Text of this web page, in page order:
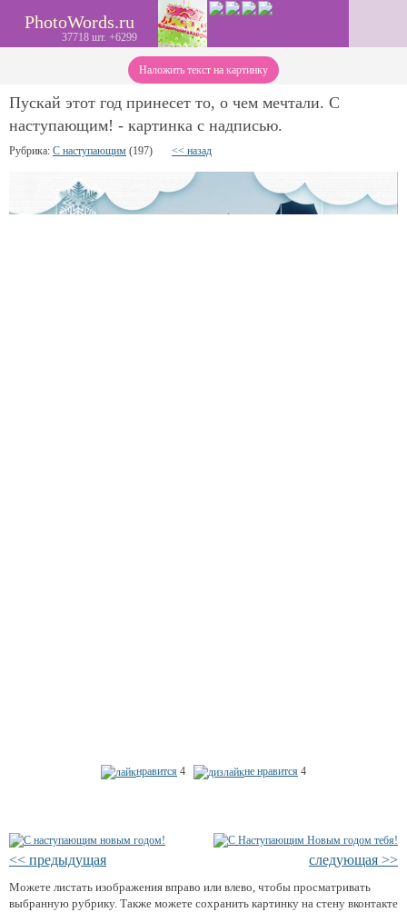
PhotoWords.ru
37718 шт. +6299
Наложить текст на картинку
Пускай этот год принесет то, о чем мечтали. С
наступающим! - картинка с надписью.
Рубрика: С наступающим (197) << назад
нравится 4 не нравится 4
<< предыдущая следующая >>
Можете листать изображения вправо или влево, чтобы просматривать
выбранную рубрику. Также можете сохранить картинку на стену вконтакте